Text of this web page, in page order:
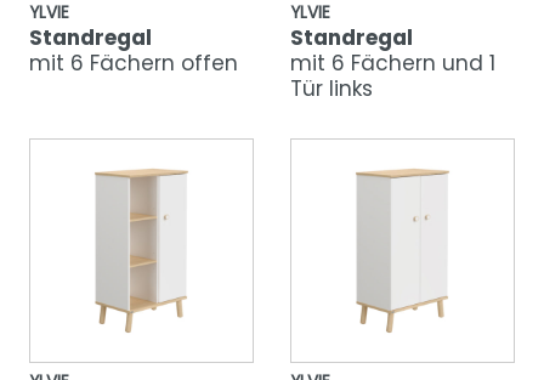
YLVIE
Standregal
mit 6 Fächern offen
YLVIE
Standregal
mit 6 Fächern und 1
Tür links